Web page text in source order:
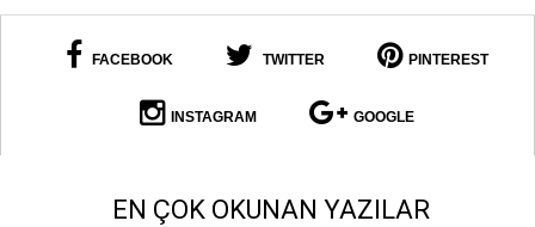
FACEBOOK TWITTER PINTEREST
INSTAGRAM GOOGLE
EN ÇOK OKUNAN YAZILAR